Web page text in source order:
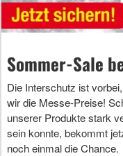
Sommer-Sale
Die Interschutz ist
wir die Messe-Preise!
unserer Produkte stark
sein konnte, bekommt
noch einmal die Chance.